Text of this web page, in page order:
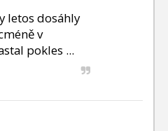
letos dosáhly
v
pokles ...